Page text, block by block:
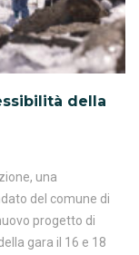
della
una
del comune di
progetto di
gara il 16 e 18